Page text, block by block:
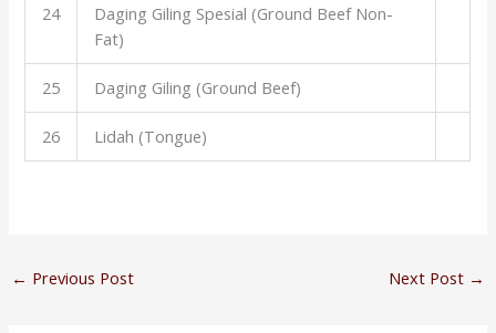
24
Daging Giling Spesial (Ground Beef Non-
Fat)
25 Daging Giling (Ground Beef)
26 Lidah (Tongue)
← Previous Post Next Post →